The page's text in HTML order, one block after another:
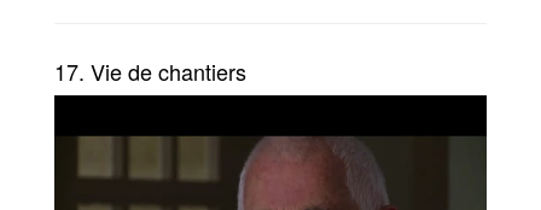
17. Vie de chantiers